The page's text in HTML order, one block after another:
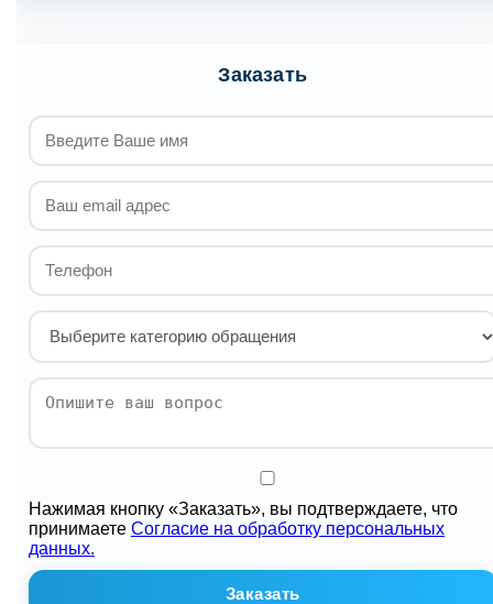
Заказать
Нажимая кнопку «Заказать», вы подтверждаете, что
принимаетеСогласие на обработку персональных
данных.
Заказать